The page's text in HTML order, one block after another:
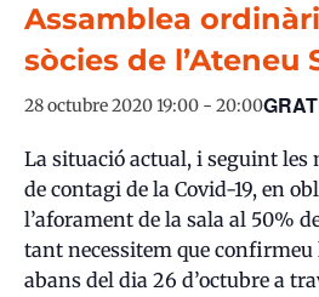
Assamblea
sòcies de l’Ateneu
28 octubre 2020 19:00 - 20:00
La situació actual, i seguint les
de contagi de la Covid-19, en
l’aforament de la sala al 50%
tant necessitem que
abans del dia 26 d’octubre a